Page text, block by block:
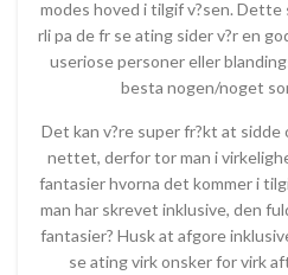
modes hoved i tilgif v?sen. Dette
rli pa de fr se ating sider v?r en
useriose personer eller
besta nogen/noget
Det kan v?re super fr?kt at
nettet, derfor tor man i
fantasier hvorna det kommer i
man har skrevet inklusive, den
fantasier? Husk at afgore
se ating virk onsker for virk